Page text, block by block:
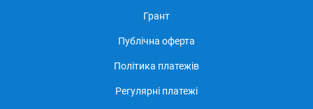
Грант
Публічна оферта
Політика платежів
Регулярні платежі